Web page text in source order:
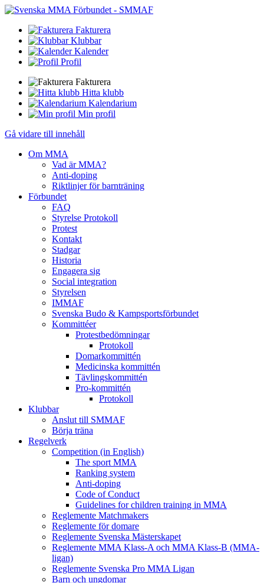
Fakturera
Klubbar
Kalender
Profil
Fakturera
Hitta klubb
Kalendarium
Min profil
Gå vidare till innehåll
Om MMA
Vad är MMA?
Anti-doping
Riktlinjer för barnträning
Förbundet
FAQ
Styrelse Protokoll
Protest
Kontakt
Stadgar
Historia
Engagera sig
Social integration
Styrelsen
IMMAF
Svenska Budo & Kampsportsförbundet
Kommittéer
Protestbedömningar
Protokoll
Domarkommittén
Medicinska kommittén
Tävlingskommittén
Pro-kommittén
Protokoll
Klubbar
Anslut till SMMAF
Börja träna
Regelverk
Competition (in English)
The sport MMA
Ranking system
Anti-doping
Code of Conduct
Guidelines for children training in MMA
Reglemente Matchmakers
Reglemente för domare
Reglemente Svenska Mästerskapet
Reglemente MMA Klass-A och MMA Klass-B (MMA-
ligan)
Reglemente Svenska Pro MMA Ligan
Barn och ungdomar